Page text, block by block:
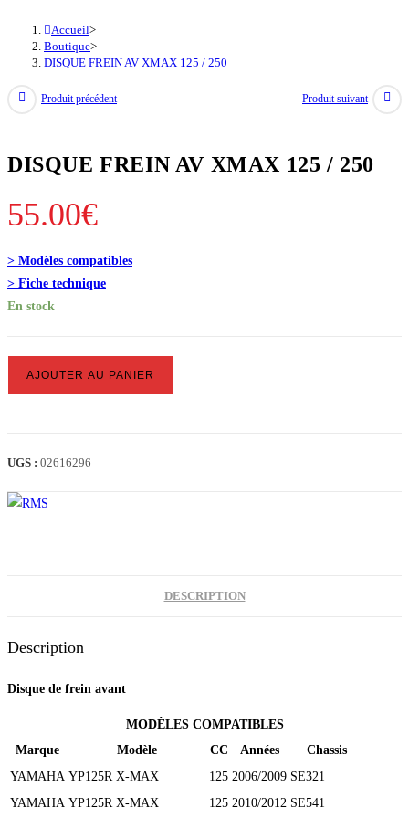
Accueil>
Boutique>
DISQUE FREIN AV XMAX 125 / 250
Produit précédent Produit suivant
DISQUE FREIN AV XMAX 125 / 250
55.00€
> Modèles compatibles
> Fiche technique
En stock
AV
125
AJOUTER AU PANIER
UGS : 02616296
DESCRIPTION
Description
Disque de frein avant
MODÈLES COMPATIBLES
Marque
Modèle CC Années
Chassis
YAMAHA YP125R X-MAX 125 2006/2009 SE321
YAMAHA YP125R X-MAX 125 2010/2012 SE541